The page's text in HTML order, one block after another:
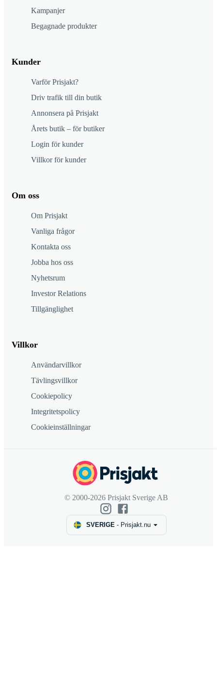
Kampanjer
Begagnade produkter
Kunder
Varför Prisjakt?
Driv trafik till din butik
Annonsera på Prisjakt
Årets butik – för butiker
Login för kunder
Villkor för kunder
Om oss
Om Prisjakt
Vanliga frågor
Kontakta oss
Jobba hos oss
Nyhetsrum
Investor Relations
Tillgänglighet
Villkor
Användarvillkor
Tävlingsvillkor
Cookiepolicy
Integritetspolicy
Cookieinställningar
© 2000-2026 Prisjakt Sverige AB
SVERIGE- Prisjakt.nu